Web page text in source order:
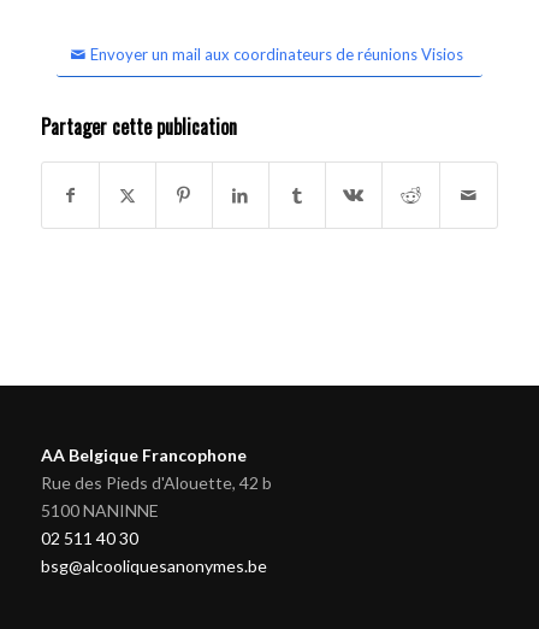
Envoyer un mail aux coordinateurs de réunions Visios
Partager cette publication
AA Belgique Francophone
Rue des Pieds d'Alouette, 42 b
5100 NANINNE
02 511 40 30
bsg@alcooliquesanonymes.be